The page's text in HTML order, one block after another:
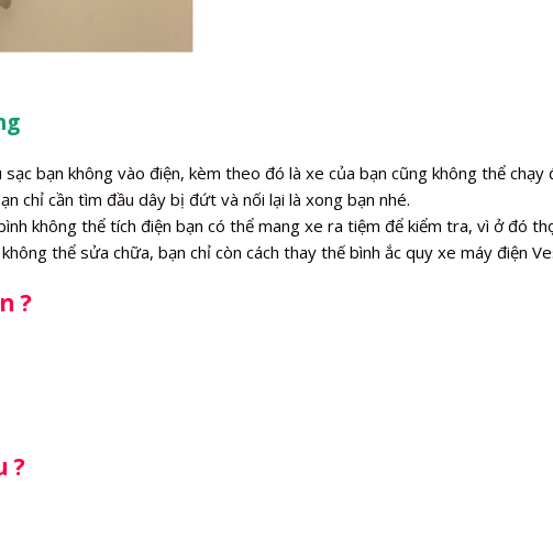
bạn không vào điện, kèm theo đó là xe của bạn cũng không thể
chỉ cần tìm đầu dây bị đứt và nối lại là xong bạn nhé.
không thể tích điện bạn có thể mang xe ra tiệm để kiểm tra, vì ở đó
thể sửa chữa, bạn chỉ còn cách thay thế bình ắc quy xe máy điện
?
?